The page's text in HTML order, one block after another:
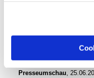
Sie unsere Webseite
Presseumschau,